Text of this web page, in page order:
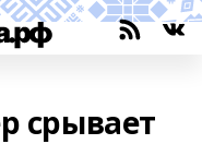
срывает